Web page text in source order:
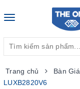
Toggle
Trang chủ Bàn
LUXB2820V6